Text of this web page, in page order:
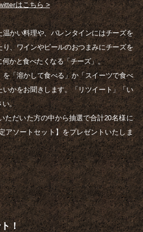
はこちら >
温かい料理や、バレンタインにはチーズを
、ワインやビールのおつまみにチーズを
かと食べたくなる「チーズ」。
「溶かして食べる」か「スイーツで食べ
かをお聞きします。「リツイート」「い
い。
ただいた方の中から抽選で合計20名様に
アソートセット】をプレゼントいたしま
！